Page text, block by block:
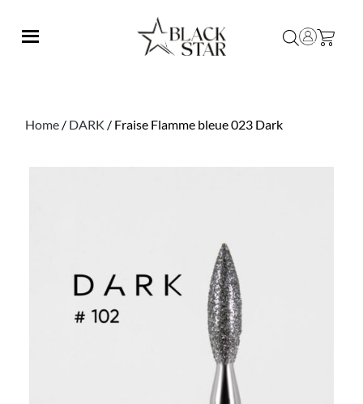
Home / DARK / Fraise Flamme bleue 023 Dark